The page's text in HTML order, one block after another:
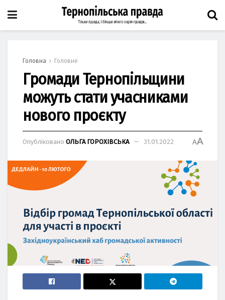
Головна Головне
Громади Тернопільщини
можуть стати учасниками
нового проєкту
Опубліковано ОЛЬГА ГОРОХІВСЬКА 31.01.2022 AA